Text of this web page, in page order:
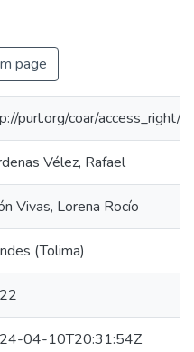
page
purl.org/coar/access_right/
Vélez, Rafael
Vivas, Lorena Rocío
(Tolima)
04-10T20:31:54Z